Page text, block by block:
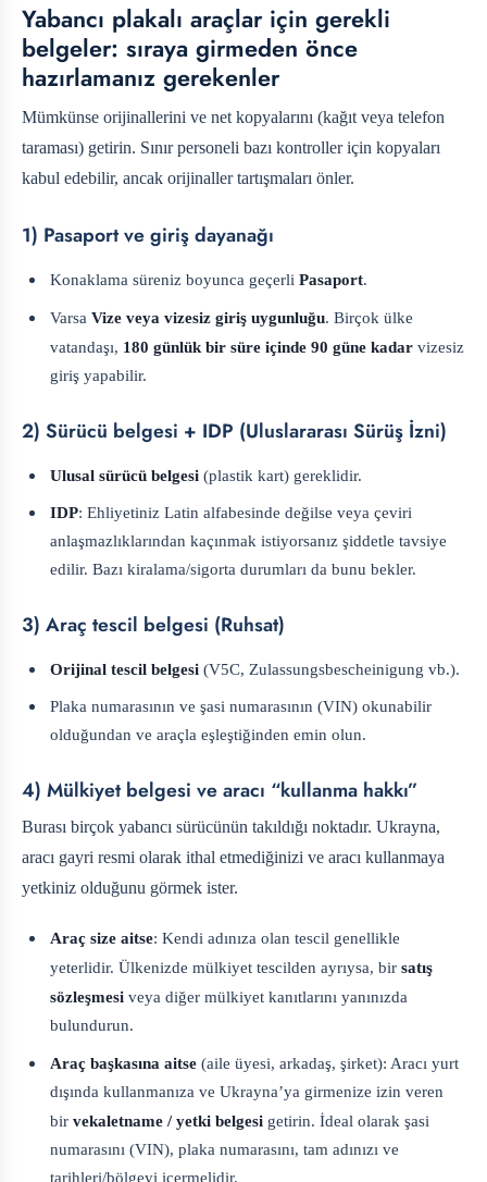
Yabancı plakalı araçlar için gerekli
belgeler: sıraya girmeden önce
hazırlamanız gerekenler
Mümkünse orijinallerini ve net kopyalarını (kağıt veya telefon
taraması) getirin. Sınır personeli bazı kontroller için kopyaları
kabul edebilir, ancak orijinaller tartışmaları önler.
1) Pasaport ve giriş dayanağı
Konaklama süreniz boyunca geçerliPasaport.
VarsaVize veya vizesiz giriş uygunluğu. Birçok ülke
vatandaşı, 180 günlük bir süre içinde 90 güne kadar vizesiz
giriş yapabilir.
2) Sürücü belgesi + IDP (Uluslararası Sürüş İzni)
Ulusal sürücü belgesi (plastik kart) gereklidir.
IDP: Ehliyetiniz Latin alfabesinde değilse veya çeviri
anlaşmazlıklarından kaçınmak istiyorsanız şiddetle tavsiye
edilir. Bazı kiralama/sigorta durumları da bunu bekler.
3) Araç tescil belgesi (Ruhsat)
Orijinal tescil belgesi (V5C, Zulassungsbescheinigung vb.).
Plaka numarasının ve şasi numarasının (VIN) okunabilir
olduğundan ve araçla eşleştiğinden emin olun.
4) Mülkiyet belgesi ve aracı “kullanma hakkı”
Burası birçok yabancı sürücünün takıldığı noktadır. Ukrayna,
aracı gayri resmi olarak ithal etmediğinizi ve aracı kullanmaya
yetkiniz olduğunu görmek ister.
Araç size aitse: Kendi adınıza olan tescil genellikle
yeterlidir. Ülkenizde mülkiyet tescilden ayrıysa, birsatış
sözleşmesi veya diğer mülkiyet kanıtlarını yanınızda
bulundurun.
Araç başkasına aitse (aile üyesi, arkadaş, şirket): Aracı yurt
dışında kullanmanıza ve Ukrayna’ya girmenize izin veren
birvekaletname / yetki belgesi getirin. İdeal olarak şasi
numarasını (VIN), plaka numarasını, tam adınızı ve
tarihleri/bölgeyi içermelidir.